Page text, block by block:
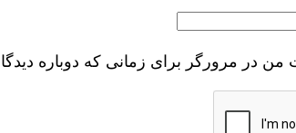
من در مرورگر برای زمانی که دوباره